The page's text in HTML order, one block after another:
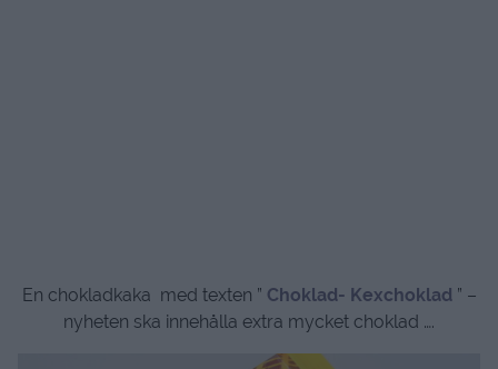
En chokladkaka med texten ” Choklad- Kexchoklad” –
nyheten ska innehålla extra mycket choklad ….